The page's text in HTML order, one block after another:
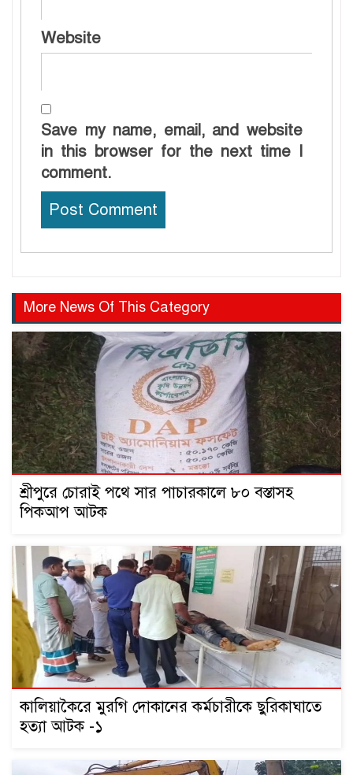
Website
Save my name, email, and website
in this browser for the next time I
comment.
More News Of This Category
শ্রীপুরে চোরাই পথে সার পাচারকালে ৮০ বস্তাসহ
পিকআপ আটক
কালিয়াকৈরে মুরগি দোকানের কর্মচারীকে ছুরিকাঘাতে
হত্যা আটক -১